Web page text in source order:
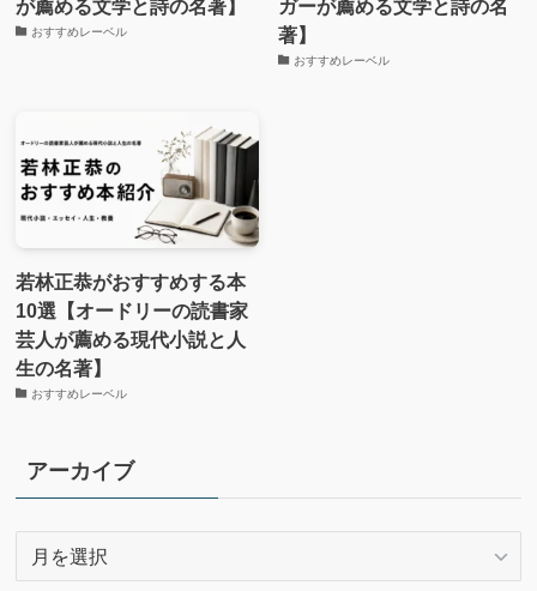
が薦める文学と詩の名著】
おすすめレーベル
ガーが薦める文学と詩の名
著】
おすすめレーベル
若林正恭がおすすめする本
10選【オードリーの読書家
芸人が薦める現代小説と人
生の名著】
おすすめレーベル
アーカイブ